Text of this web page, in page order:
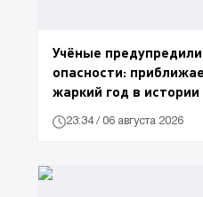
Учёные
опасности:
жаркий год в истории
23:34 / 06 августа 2026